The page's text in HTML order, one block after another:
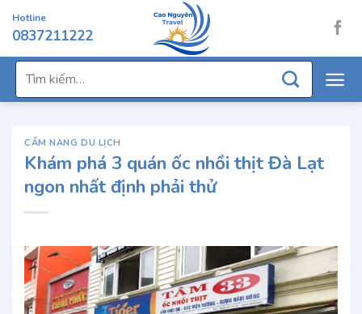
đến
dung
Hotline
0837211222
Tìm
kiếm:
CẨM NANG DU LỊCH
Khám phá 3 quán ốc nhồi thịt Đà Lạt
ngon nhất định phải thử